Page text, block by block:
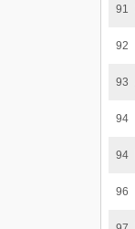
91
92
93
94
94
96